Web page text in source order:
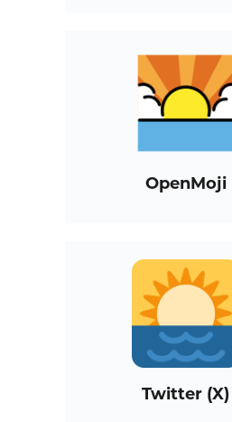
OpenMoji
Twitter (X)